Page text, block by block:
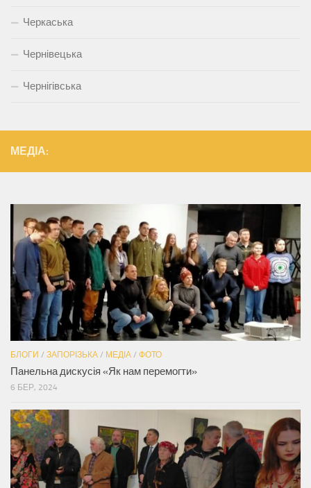
Черкаська
Чернівецька
Чернігівська
МЕДІА:
БЛОГИ / ЗАПОРІЗЬКА / МЕДІА / ФОТО
Панельна дискусія «Як нам перемогти»
6 БЕР, 2024